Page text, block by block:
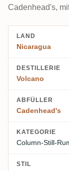
Cadenhead's,
LAND
Nicaragua
DESTILLERIE
Volcano
ABFÜLLER
Cadenhead's
KATEGORIE
Column-Still-
STIL